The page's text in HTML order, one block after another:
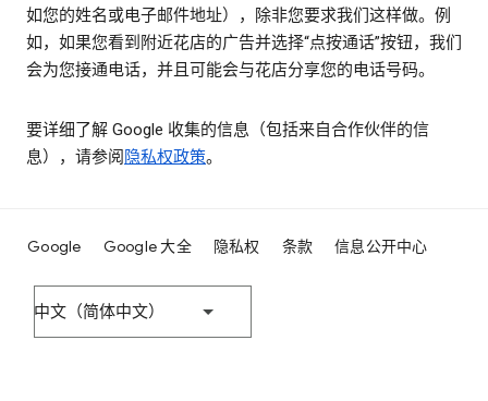
如您的姓名或电子邮件地址），除非您要求我们这样做。例
如，如果您看到附近花店的广告并选择“点按通话”按钮，我们
会为您接通电话，并且可能会与花店分享您的电话号码。
要详细了解 Google 收集的信息（包括来自合作伙伴的信
息），请参阅 隐私权政策。
Google Google 大全 隐私权 条款 信息公开中心
中文（简体中文）